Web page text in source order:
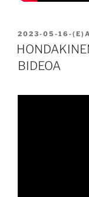
2023-05-16-
BIDEOA